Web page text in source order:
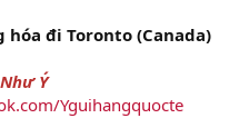
hóa đi Toronto (Canada)
Ý
Yguihangquocte